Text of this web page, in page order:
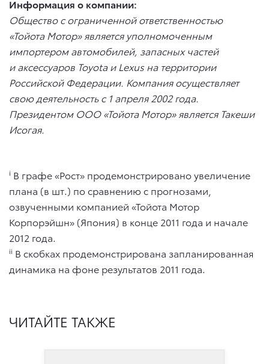
Информация о компании:
Общество с ограниченной ответственностью
«Тойота Мотор» является уполномоченным
импортером автомобилей, запасных частей
и аксессуаров Toyota и Lexus на территории
Российской Федерации. Компания осуществляет
свою деятельность с 1 апреля 2002 года.
Президентом ООО «Тойота Мотор» является Такеши
Исогая.
i В графе «Рост» продемонстрировано увеличение
плана (в шт.) по сравнению с прогнозами,
озвученными компанией «Тойота Мотор
Корпорэйшн» (Япония) в конце 2011 года и начале
2012 года.
ii В скобках продемонстрирована запланированная
динамика на фоне результатов 2011 года.
ЧИТАЙТЕ ТАКЖЕ